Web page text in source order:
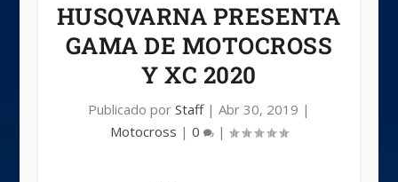
HUSQVARNA PRESENTA
GAMA DE MOTOCROSS
Y XC 2020
Publicado por Staff| Abr 30, 2019 |
Motocross | 0 |